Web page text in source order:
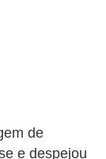
de
e despejou